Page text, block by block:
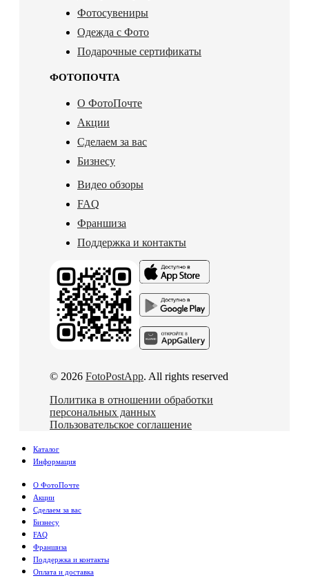
Фотосувениры
Одежда с Фото
Подарочные сертификаты
ФОТОПОЧТА
О ФотоПочте
Акции
Сделаем за вас
Бизнесу
Видео обзоры
FAQ
Франшиза
Поддержка и контакты
© 2026 FotoPostApp. All rights reserved
Политика в отношении обработки
персональных данных
Пользовательское соглашение
Каталог
Информация
О ФотоПочте
Акции
Сделаем за вас
Бизнесу
FAQ
Франшиза
Поддержка и контакты
Оплата и доставка